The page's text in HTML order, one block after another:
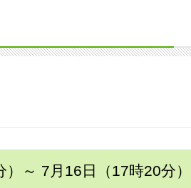
～ 7月16日（17時20分）